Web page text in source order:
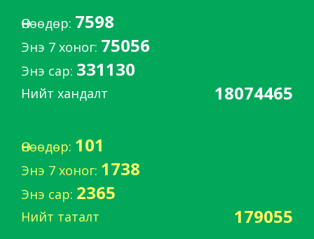
Өнөөдөр: 7598
Энэ 7 хоног: 75056
Энэ сар: 331130
Нийт хандалт 18074465
Өнөөдөр: 101
Энэ 7 хоног: 1738
Энэ сар: 2365
Нийт таталт 179055